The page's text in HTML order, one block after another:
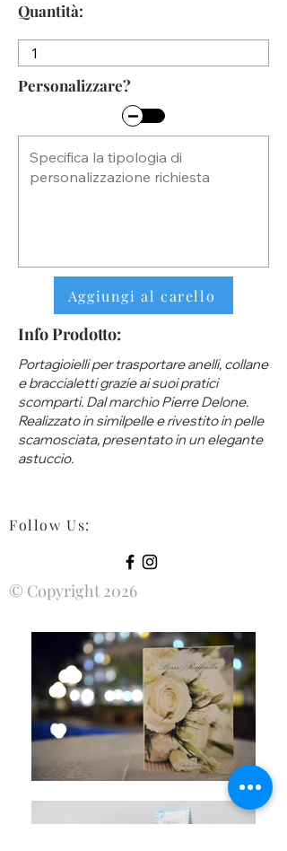
Quantità:
Personalizzare?
Aggiungi al carello
Info Prodotto:
Portagioielli per trasportare anelli, collane
e braccialetti grazie ai suoi pratici
scomparti. Dal marchio Pierre Delone.
Realizzato in similpelle e rivestito in pelle
scamosciata, presentato in un elegante
astuccio.
Follow Us:
© Copyright 2026